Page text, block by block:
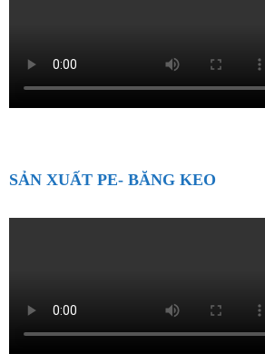
SẢN XUẤT PE- BĂNG KEO